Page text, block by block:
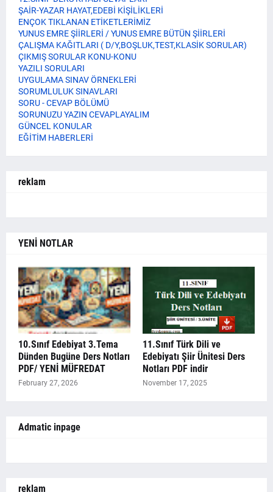
ŞAİR-YAZAR HAYAT,EDEBİ KİŞİLİKLERİ
ENÇOK TIKLANAN ETİKETLERİMİZ
YUNUS EMRE ŞİİRLERİ / YUNUS EMRE BÜTÜN ŞİİRLERİ
ÇALIŞMA KAĞITLARI ( D/Y,BOŞLUK,TEST,KLASİK SORULAR)
ÇIKMIŞ SORULAR KONU-KONU
YAZILI SORULARI
UYGULAMA SINAV ÖRNEKLERİ
SORUMLULUK SINAVLARI
SORU - CEVAP BÖLÜMÜ
SORUNUZU YAZIN CEVAPLAYALIM
GÜNCEL KONULAR
EĞİTİM HABERLERİ
reklam
YENİ NOTLAR
10.Sınıf Edebiyat 3.Tema
Dünden Bugüne Ders Notları
PDF/ YENİ MÜFREDAT
February 27, 2026
11.Sınıf Türk Dili ve
Edebiyatı Şiir Ünitesi Ders
Notları PDF indir
November 17, 2025
Admatic inpage
reklam